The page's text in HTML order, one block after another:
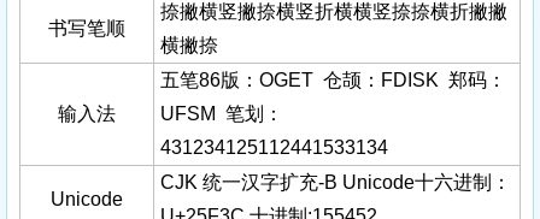
书写笔顺
捺撇横竖撇捺横竖折横横竖捺捺横折撇撇
横撇捺
输入法
五笔86版：OGET 仓颉：FDISK 郑码：
UFSM 笔划：
431234125112441533134
Unicode
CJK 统一汉字扩充-B Unicode十六进制：